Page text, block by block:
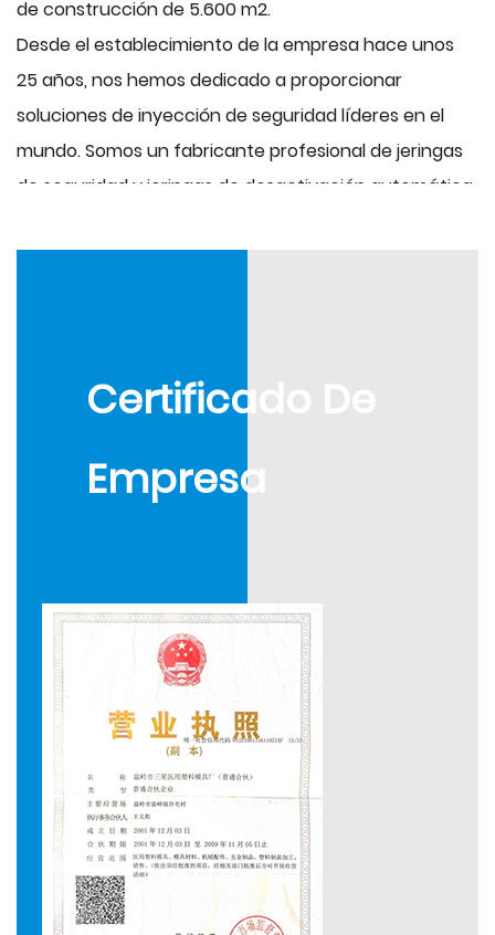
de construcción de 5.600 m2.
Desde el establecimiento de la empresa hace unos
25 años, nos hemos dedicado a proporcionar
soluciones de inyección de seguridad líderes en el
mundo. Somos un fabricante profesional de jeringas
de seguridad y jeringas de desactivación automática
agujas contaminadas que pueden transmitir el VIH, la
el molde de extracción en espiral, el molde
de desactivación automática de seguridad y más de
30 tipos de otros productos profesionales:
agujas, vainas, infusión, etc., y equipos médicos,
moldes de plástico, etc. Cada año, producimos 210
juegos de moldes de jeringas que se venden en todo
el mundo a Singapur, Corea del Sur, México, Argentina,
Colombia, Perú, Vietnam, Rusia, Ucrania, Nigeria, Egipto,
Arabia Saudita y otros países o áreas. Recibimos un
gran aplauso de esos clientes.
En 2003, desarrollamos con éxito moldes de jeringa
desechables seguros y masterbatch transparente
multifuncional. En 2004, establecimos una
Certificado De
Empresa